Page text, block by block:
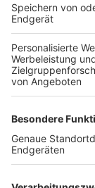
TOP-
TOP-